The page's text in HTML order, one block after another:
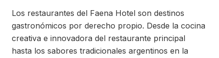
Los restaurantes del Faena Hotel son destinos
gastronómicos por derecho propio. Desde la cocina
creativa e innovadora del restaurante principal
hasta los sabores tradicionales argentinos en la